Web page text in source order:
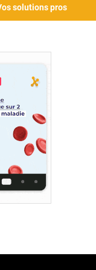
solutions pros